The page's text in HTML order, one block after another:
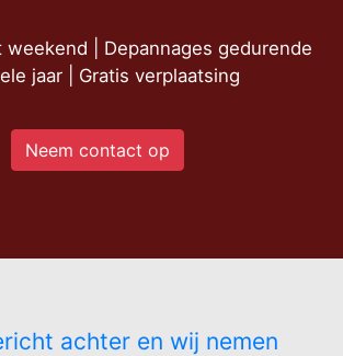
weekend | Depannages gedurende
jaar | Gratis verplaatsing
Neem contact op
achter en wij nemen